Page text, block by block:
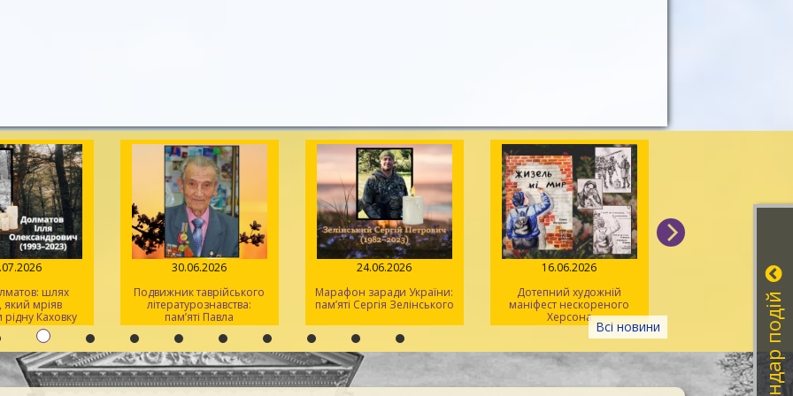
Всі новини
шлях
який мріяв
рідну Каховку
30.06.2026
Подвижник таврійського
літературознавства:
пам’яті Павла
Кіндратовича
Параскевича
24.06.2026
Марафон заради України:
пам’яті Сергія Зелінського
16.06.2026
Дотепний художній
маніфест нескореного
Херсона
08.06.2026
Літературна
херсонськихКалендар подій